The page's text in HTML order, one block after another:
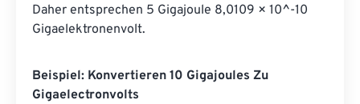
Daher entsprechen 5 Gigajoule 8,0109 × 10^-10
Gigaelektronenvolt.
Beispiel: Konvertieren 10 Gigajoules Zu
Gigaelectronvolts